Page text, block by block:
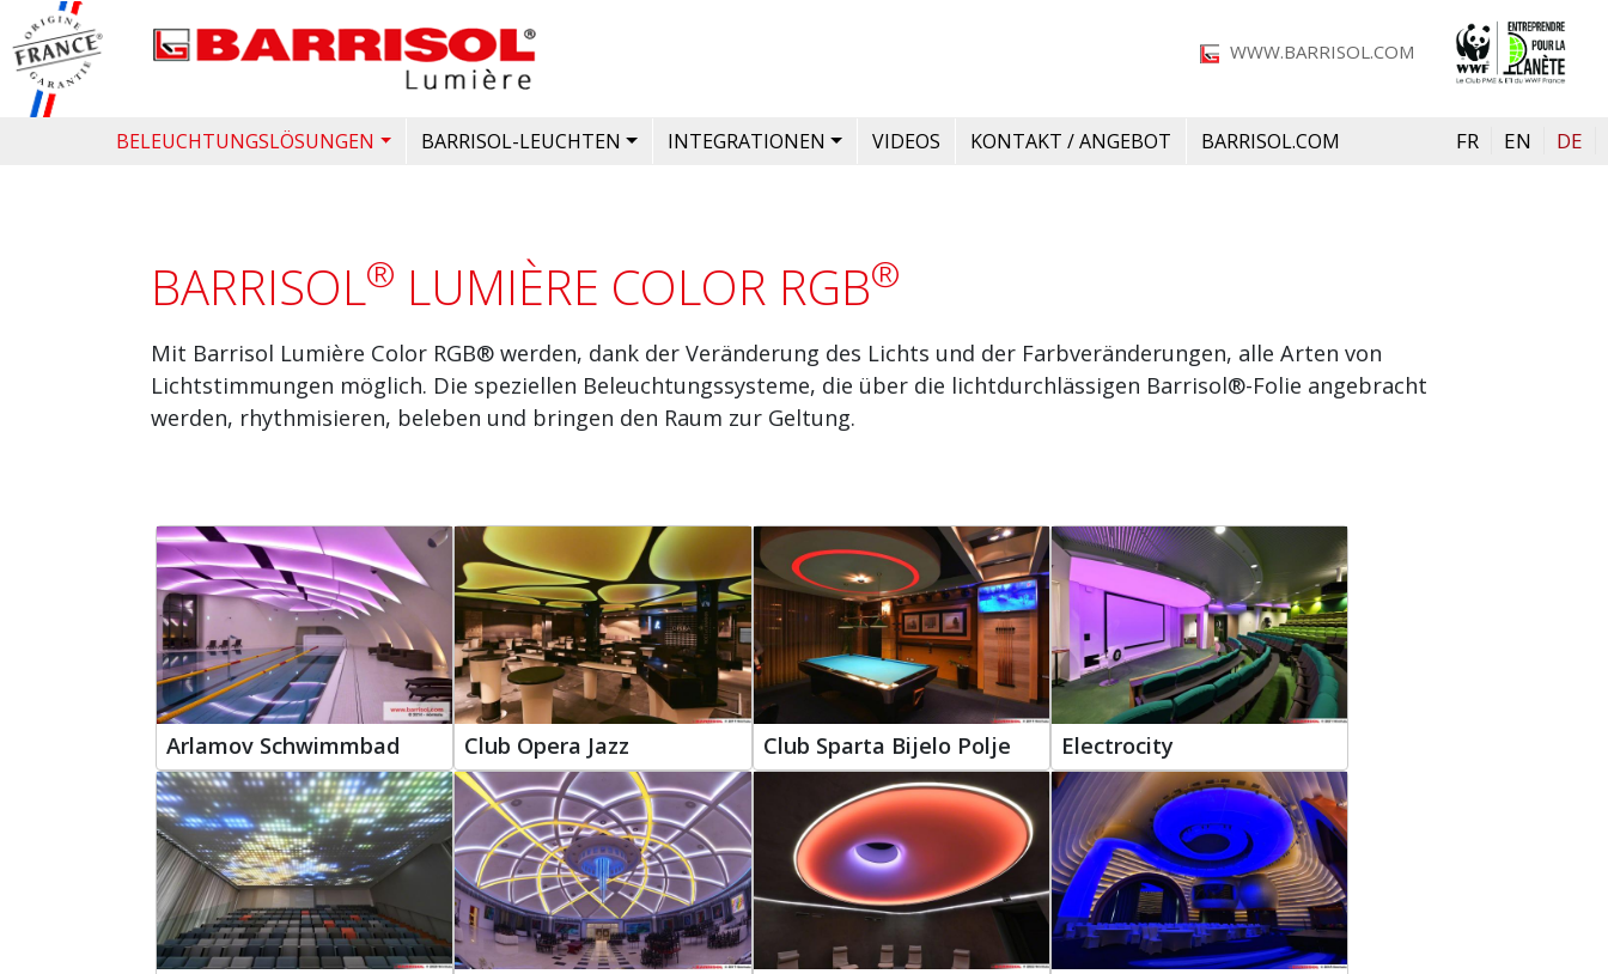
Direkt zum Inhalt
Bild
WWW.BARRISOL.COM
Bild
HAUPTNAVIGATION
BELEUCHTUNGSLÖSUNGEN BARRISOL-LEUCHTEN INTEGRATIONEN VIDEOS KONTAKT / ANGEBOT BARRISOL.COM FR EN DE
BARRISOL® LUMIÈRE COLOR RGB®
Mit Barrisol Lumière Color RGB® werden, dank der Veränderung des Lichts und der Farbveränderungen, alle Arten von
Lichtstimmungen möglich. Die speziellen Beleuchtungssysteme, die über die lichtdurchlässigen Barrisol®-Folie angebracht
werden, rhythmisieren, beleben und bringen den Raum zur Geltung.
Arlamov Schwimmbad Club Opera Jazz Club Sparta Bijelo Polje Electrocity